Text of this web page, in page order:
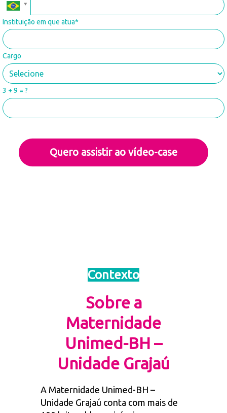
Instituição em que atua*
Cargo
3 + 9 = ?
Quero assistir ao vídeo-case
Contexto
Sobre a
Maternidade
Unimed-BH –
Unidade Grajaú
A Maternidade Unimed-BH –
Unidade Grajaú conta com mais de